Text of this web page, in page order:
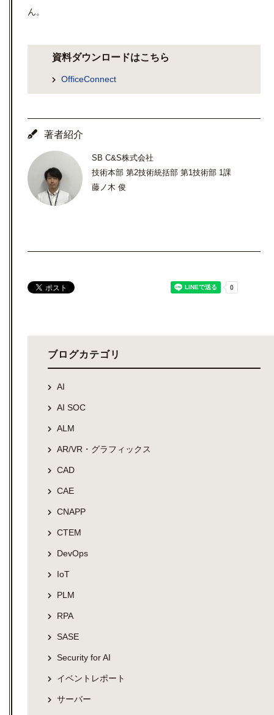
ん。
資料ダウンロードはこちら
OfficeConnect
著者紹介
SB C&S株式会社
技術本部 第2技術統括部 第1技術部 1課
藤ノ木 俊
ブログカテゴリ
AI
AI SOC
ALM
AR/VR・グラフィックス
CAD
CAE
CNAPP
CTEM
DevOps
IoT
PLM
RPA
SASE
Security for AI
イベントレポート
サーバー